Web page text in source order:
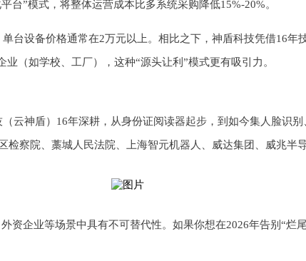
”模式，将整体运营成本比多系统采购降低15%-20%。
台设备价格通常在2万元以上。相比之下，神盾科技凭借16年
（如学校、工厂），这种“源头让利”模式更有吸引力。
云神盾）16年深耕，从身份证阅读器起步，到如今集人脸识
察院、藁城人民法院、上海智元机器人、威达集团、威兆半
企业等场景中具有不可替代性。如果你想在2026年告别“烂